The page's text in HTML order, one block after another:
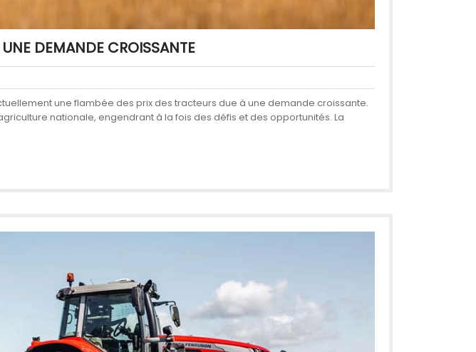
UNE DEMANDE CROISSANTE
une flambée des prix des tracteurs due à une demande croissante.
nationale, engendrant à la fois des défis et des opportunités. La